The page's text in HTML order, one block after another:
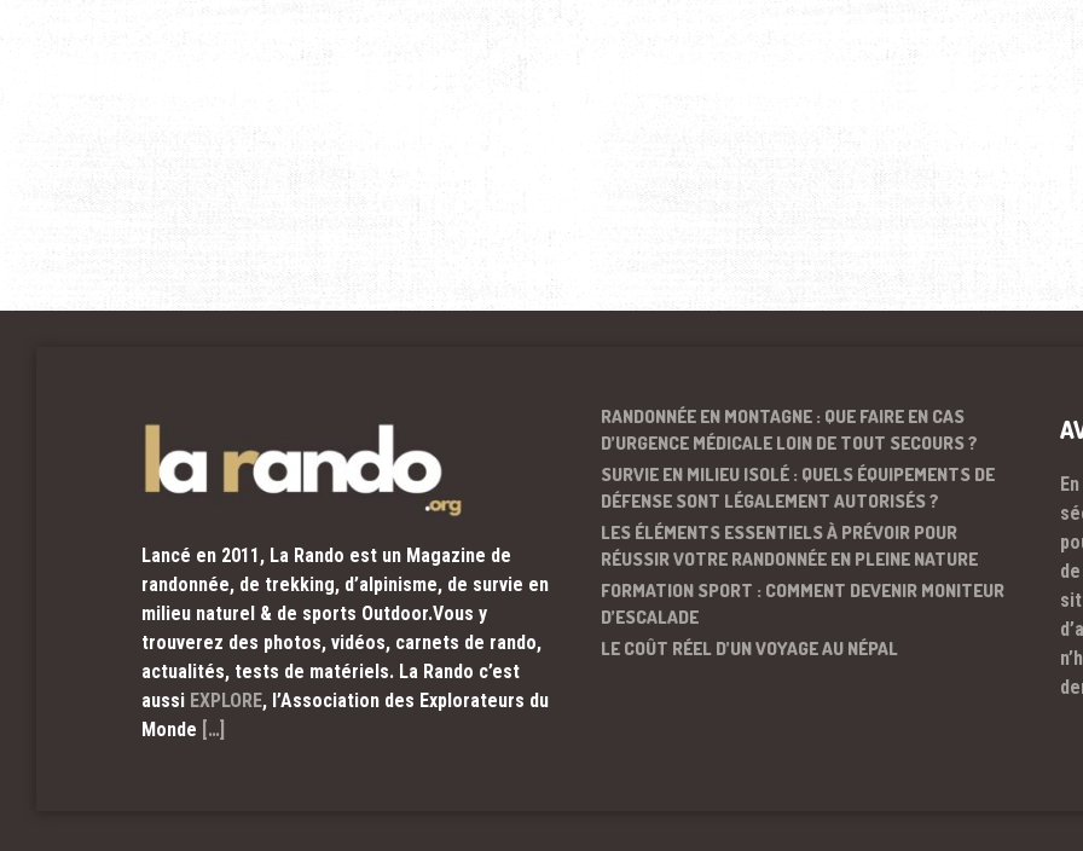
Lancé en 2011, La Rando est un Magazine de
randonnée, de trekking, d’alpinisme, de survie en
milieu naturel & de sports Outdoor.Vous y
trouverez des photos, vidéos, carnets de rando,
actualités, tests de matériels. La Rando c’est
aussi EXPLORE, l’Association des Explorateurs du
Monde […]
RANDONNÉE EN MONTAGNE : QUE FAIRE EN CAS
D’URGENCE MÉDICALE LOIN DE TOUT SECOURS ?
SURVIE EN MILIEU ISOLÉ : QUELS ÉQUIPEMENTS DE
DÉFENSE SONT LÉGALEMENT AUTORISÉS ?
LES ÉLÉMENTS ESSENTIELS À PRÉVOIR POUR
RÉUSSIR VOTRE RANDONNÉE EN PLEINE NATURE
FORMATION SPORT : COMMENT DEVENIR MONITEUR
D’ESCALADE
LE COÛT RÉEL D’UN VOYAGE AU NÉPAL